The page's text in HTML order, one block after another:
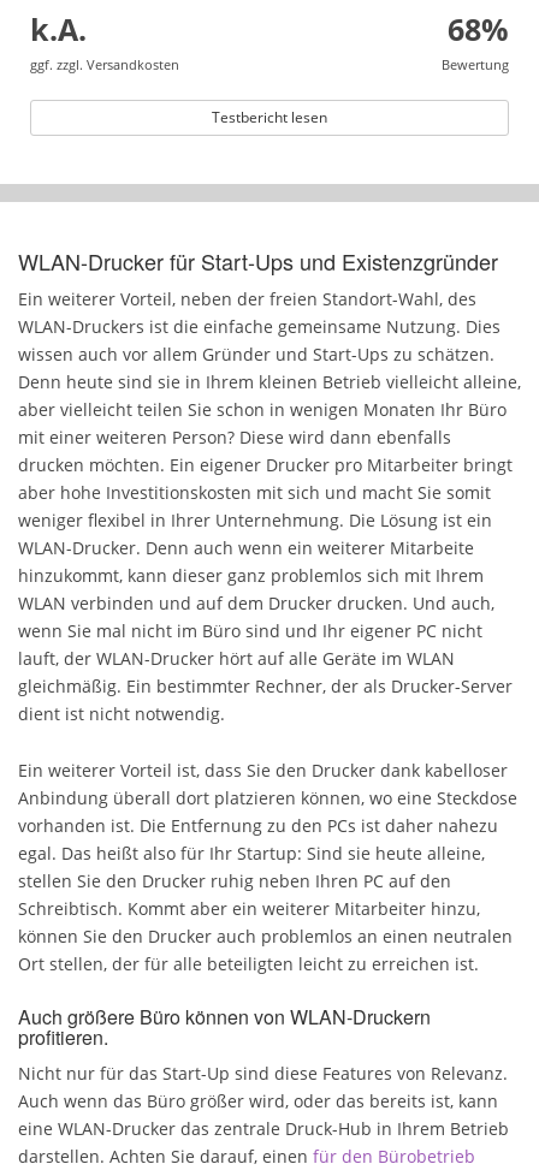
k.A.
ggf. zzgl. Versandkosten
68%
Bewertung
Testbericht lesen
WLAN-Drucker für Start-Ups und Existenzgründer
Ein weiterer Vorteil, neben der freien Standort-Wahl, des
WLAN-Druckers ist die einfache gemeinsame Nutzung. Dies
wissen auch vor allem Gründer und Start-Ups zu schätzen.
Denn heute sind sie in Ihrem kleinen Betrieb vielleicht alleine,
aber vielleicht teilen Sie schon in wenigen Monaten Ihr Büro
mit einer weiteren Person? Diese wird dann ebenfalls
drucken möchten. Ein eigener Drucker pro Mitarbeiter bringt
aber hohe Investitionskosten mit sich und macht Sie somit
weniger flexibel in Ihrer Unternehmung. Die Lösung ist ein
WLAN-Drucker. Denn auch wenn ein weiterer Mitarbeite
hinzukommt, kann dieser ganz problemlos sich mit Ihrem
WLAN verbinden und auf dem Drucker drucken. Und auch,
wenn Sie mal nicht im Büro sind und Ihr eigener PC nicht
lauft, der WLAN-Drucker hört auf alle Geräte im WLAN
gleichmäßig. Ein bestimmter Rechner, der als Drucker-Server
dient ist nicht notwendig.
Ein weiterer Vorteil ist, dass Sie den Drucker dank kabelloser
Anbindung überall dort platzieren können, wo eine Steckdose
vorhanden ist. Die Entfernung zu den PCs ist daher nahezu
egal. Das heißt also für Ihr Startup: Sind sie heute alleine,
stellen Sie den Drucker ruhig neben Ihren PC auf den
Schreibtisch. Kommt aber ein weiterer Mitarbeiter hinzu,
können Sie den Drucker auch problemlos an einen neutralen
Ort stellen, der für alle beteiligten leicht zu erreichen ist.
Auch größere Büro können von WLAN-Druckern
profitieren.
Nicht nur für das Start-Up sind diese Features von Relevanz.
Auch wenn das Büro größer wird, oder das bereits ist, kann
eine WLAN-Drucker das zentrale Druck-Hub in Ihrem Betrieb
darstellen. Achten Sie darauf, einen für den Bürobetrieb